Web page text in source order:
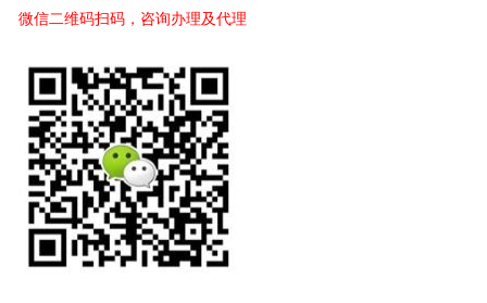
微信二维码扫码，咨询办理及代理